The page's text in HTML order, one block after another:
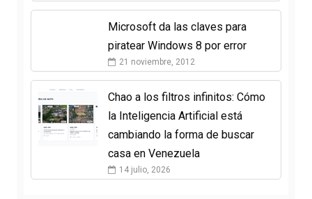
Microsoft da las claves para
piratear Windows 8 por error
21 noviembre, 2012
Chao a los filtros infinitos: Cómo
la Inteligencia Artificial está
cambiando la forma de buscar
casa en Venezuela
14 julio, 2026